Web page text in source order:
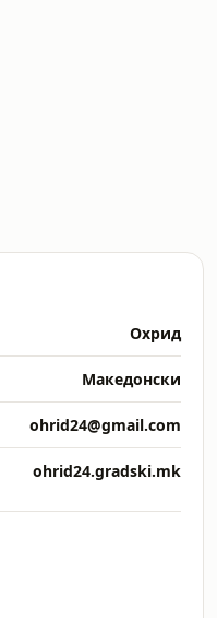
Охрид
Македонски
ohrid24@gmail.com
ohrid24.gradski.mk